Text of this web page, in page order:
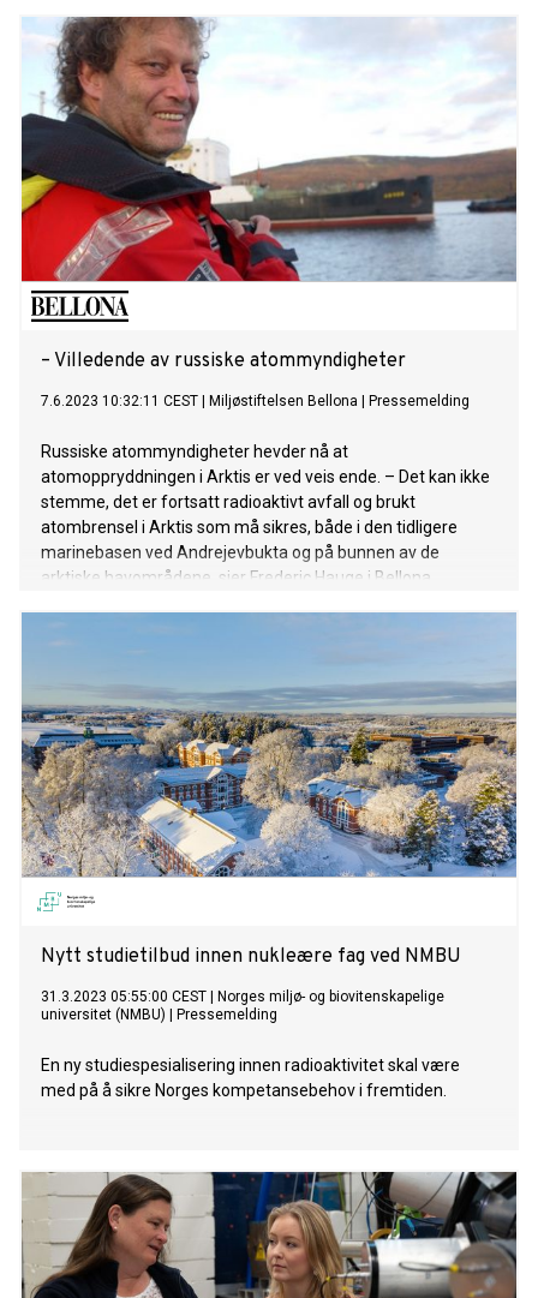
– Villedende av russiske atommyndigheter
7.6.2023 10:32:11 CEST Miljøstiftelsen Bellona Pressemelding
Russiske atommyndigheter hevder nå at
atomoppryddningen i Arktis er ved veis ende. – Det kan ikke
stemme, det er fortsatt radioaktivt avfall og brukt
atombrensel i Arktis som må sikres, både i den tidligere
marinebasen ved Andrejevbukta og på bunnen av de
arktiske havområdene, sier Frederic Hauge i Bellona.
Nytt studietilbud innen nukleære fag ved NMBU
31.3.2023 05:55:00 CEST
Norges miljø- og biovitenskapelige
universitet (NMBU)
Pressemelding
En ny studiespesialisering innen radioaktivitet skal være
med på å sikre Norges kompetansebehov i fremtiden.